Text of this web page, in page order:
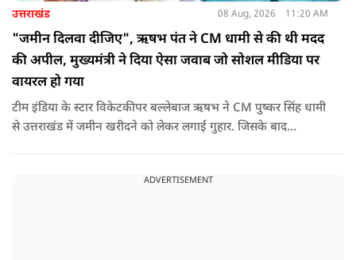
उत्तराखंड 08 Aug, 2026 11:20 AM
"जमीन दिलवा दीजिए", ऋषभ पंत ने CM धामी से की थी मदद
की अपील, मुख्यमंत्री ने दिया ऐसा जवाब जो सोशल मीडिया पर
वायरल हो गया
टीम इंडिया के स्टार विकेटकीपर बल्लेबाज ऋषभ ने CM पुष्कर सिंह धामी
से उत्तराखंड में जमीन खरीदने को लेकर लगाई गुहार. जिसके बाद
ADVERTISEMENT